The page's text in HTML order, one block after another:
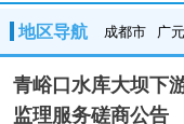
地区导航 成都市 广
成都市 广元市 绵
内江市
乐山市 自贡
青峪口水库大坝下
监理服务磋商公告